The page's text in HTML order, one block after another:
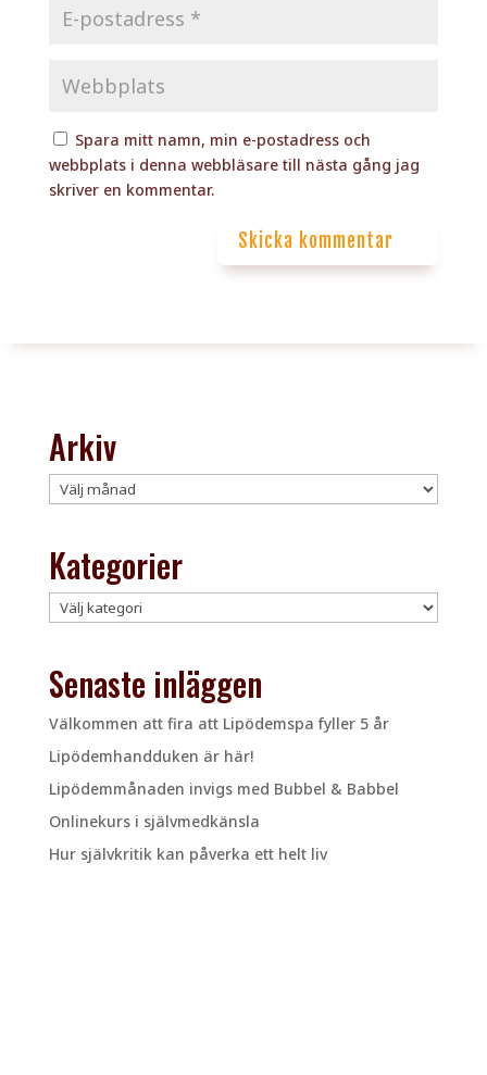
Spara mitt namn, min e-postadress och
webbplats i denna webbläsare till nästa gång jag
skriver en kommentar.
Skicka kommentar
Arkiv
Arkiv
Kategorier
Kategorier
Senaste inläggen
Välkommen att fira att Lipödemspa fyller 5 år
Lipödemhandduken är här!
Lipödemmånaden invigs med Bubbel & Babbel
Onlinekurs i självmedkänsla
Hur självkritik kan påverka ett helt liv